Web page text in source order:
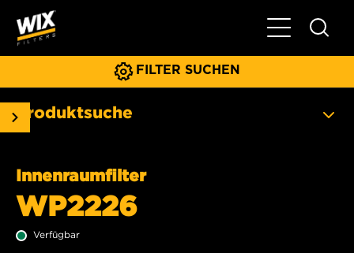
FILTER SUCHEN
Produktsuche
Innenraumfilter
WP2226
Verfügbar